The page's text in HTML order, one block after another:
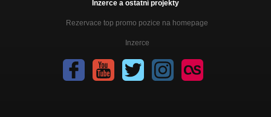
Inzerce a ostatní projekty
Rezervace top promo pozice na homepage
Inzerce